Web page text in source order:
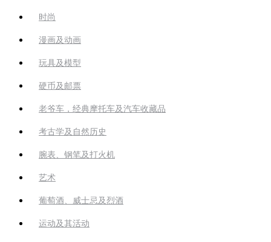
时尚
漫画及动画
玩具及模型
硬币及邮票
老爷车，经典摩托车及汽车收藏品
考古学及自然历史
腕表、钢笔及打火机
艺术
葡萄酒、威士忌及烈酒
运动及其活动